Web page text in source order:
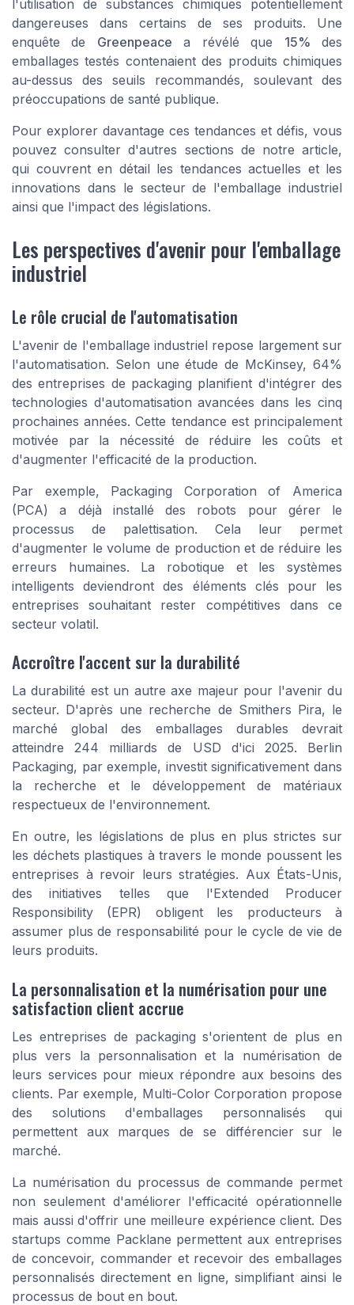
l'utilisation de substances chimiques potentiellement
dangereuses dans certains de ses produits. Une
enquête de Greenpeace a révélé que 15% des
emballages testés contenaient des produits chimiques
au-dessus des seuils recommandés, soulevant des
préoccupations de santé publique.
Pour explorer davantage ces tendances et défis, vous
pouvez consulter d'autres sections de notre article,
qui couvrent en détail les tendances actuelles et les
innovations dans le secteur de l'emballage industriel
ainsi que l'impact des législations.
Les perspectives d'avenir pour l'emballage
industriel
Le rôle crucial de l'automatisation
L'avenir de l'emballage industriel repose largement sur
l'automatisation. Selon une étude de McKinsey, 64%
des entreprises de packaging planifient d'intégrer des
technologies d'automatisation avancées dans les cinq
prochaines années. Cette tendance est principalement
motivée par la nécessité de réduire les coûts et
d'augmenter l'efficacité de la production.
Par exemple, Packaging Corporation of America
(PCA) a déjà installé des robots pour gérer le
processus de palettisation. Cela leur permet
d'augmenter le volume de production et de réduire les
erreurs humaines. La robotique et les systèmes
intelligents deviendront des éléments clés pour les
entreprises souhaitant rester compétitives dans ce
secteur volatil.
Accroître l'accent sur la durabilité
La durabilité est un autre axe majeur pour l'avenir du
secteur. D'après une recherche de Smithers Pira, le
marché global des emballages durables devrait
atteindre 244 milliards de USD d'ici 2025. Berlin
Packaging, par exemple, investit significativement dans
la recherche et le développement de matériaux
respectueux de l'environnement.
En outre, les législations de plus en plus strictes sur
les déchets plastiques à travers le monde poussent les
entreprises à revoir leurs stratégies. Aux États-Unis,
des initiatives telles que l'Extended Producer
Responsibility (EPR) obligent les producteurs à
assumer plus de responsabilité pour le cycle de vie de
leurs produits.
La personnalisation et la numérisation pour une
satisfaction client accrue
Les entreprises de packaging s'orientent de plus en
plus vers la personnalisation et la numérisation de
leurs services pour mieux répondre aux besoins des
clients. Par exemple, Multi-Color Corporation propose
des solutions d'emballages personnalisés qui
permettent aux marques de se différencier sur le
marché.
La numérisation du processus de commande permet
non seulement d'améliorer l'efficacité opérationnelle
mais aussi d'offrir une meilleure expérience client. Des
startups comme Packlane permettent aux entreprises
de concevoir, commander et recevoir des emballages
personnalisés directement en ligne, simplifiant ainsi le
processus de bout en bout.